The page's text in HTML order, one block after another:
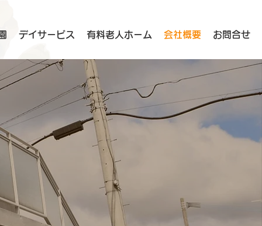
デイサービス 有料老人ホーム 会社概要 お問合せ